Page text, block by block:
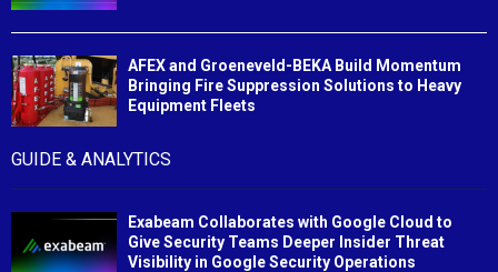
AFEX and Groeneveld-BEKA Build Momentum
Bringing Fire Suppression Solutions to Heavy
Equipment Fleets
GUIDE & ANALYTICS
Exabeam Collaborates with Google Cloud to
Give Security Teams Deeper Insider Threat
Visibility in Google Security Operations